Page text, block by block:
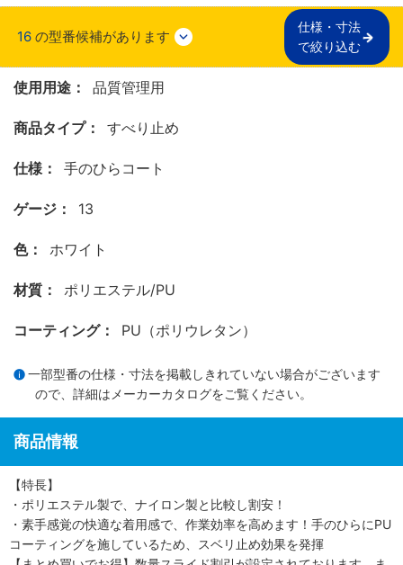
16 の型番候補があります
仕様・寸法
で絞り込む
使用用途： 品質管理用
商品タイプ： すべり止め
仕様： 手のひらコート
ゲージ： 13
色： ホワイト
材質： ポリエステル/PU
コーティング： PU（ポリウレタン）
一部型番の仕様・寸法を掲載しきれていない場合がございます
ので、詳細は メーカーカタログをご覧ください。
商品情報
【特長】
・ポリエステル製で、ナイロン製と比較し割安！
・素手感覚の快適な着用感で、作業効率を高めます！手のひらにPU
コーティングを施しているため、スベリ止め効果を発揮